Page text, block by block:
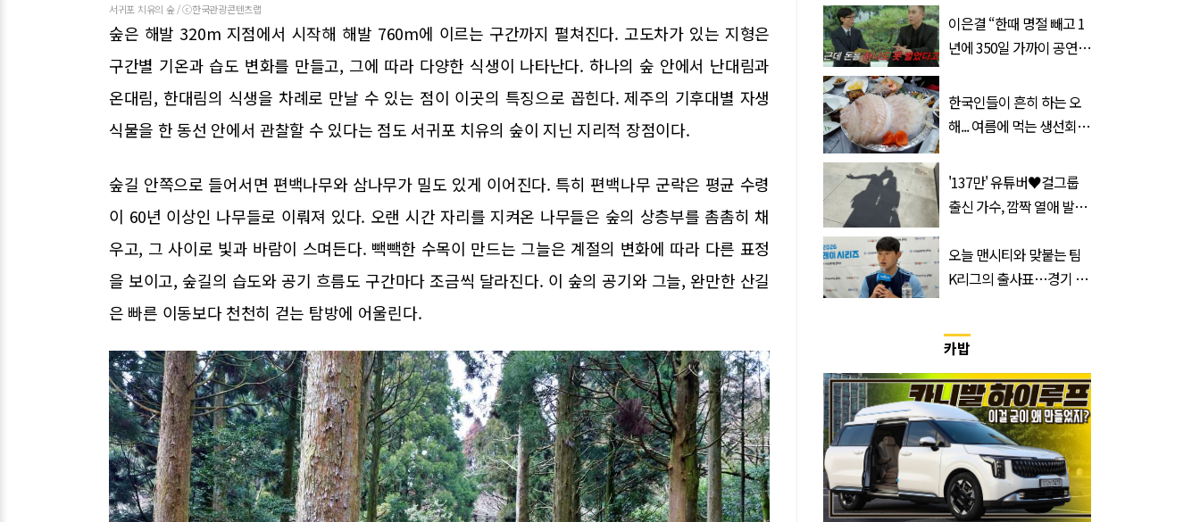
서귀포 치유의 숲 / ⓒ한국관광콘텐츠랩
숲은 해발 320m 지점에서 시작해 해발 760m에 이르는 구간까지 펼쳐진다. 고도차가 있는 지형은
구간별 기온과 습도 변화를 만들고, 그에 따라 다양한 식생이 나타난다. 하나의 숲 안에서 난대림과
온대림, 한대림의 식생을 차례로 만날 수 있는 점이 이곳의 특징으로 꼽힌다. 제주의 기후대별 자생
식물을 한 동선 안에서 관찰할 수 있다는 점도 서귀포 치유의 숲이 지닌 지리적 장점이다.
숲길 안쪽으로 들어서면 편백나무와 삼나무가 밀도 있게 이어진다. 특히 편백나무 군락은 평균 수령
이 60년 이상인 나무들로 이뤄져 있다. 오랜 시간 자리를 지켜온 나무들은 숲의 상층부를 촘촘히 채
우고, 그 사이로 빛과 바람이 스며든다. 빽빽한 수목이 만드는 그늘은 계절의 변화에 따라 다른 표정
을 보이고, 숲길의 습도와 공기 흐름도 구간마다 조금씩 달라진다. 이 숲의 공기와 그늘, 완만한 산길
은 빠른 이동보다 천천히 걷는 탐방에 어울린다.
이은결 “한때 명절 빼고 1
년에 350일 가까이 공연했
(이유)
한국인들이 흔히 하는 오
해... 여름에 먹는 생선회가
'137만' 유튜버♥걸그룹
출신 가수, 깜짝 열애 발
(+사진)
오늘 맨시티와 맞붙는 팀
K리그의 출사표…경기 시
카밥